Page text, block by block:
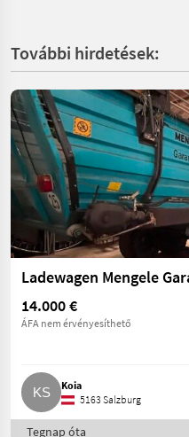
További hirdetések:
Ladewagen Mengele
14.000 €
ÁFA nem érvényesíthető
Koia
5163 Salzburg
Tegnap óta